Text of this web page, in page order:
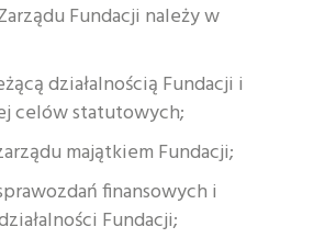
Fundacji należy w
działalnością Fundacji i
celów statutowych;
majątkiem Fundacji;
finansowych i
Fundacji;